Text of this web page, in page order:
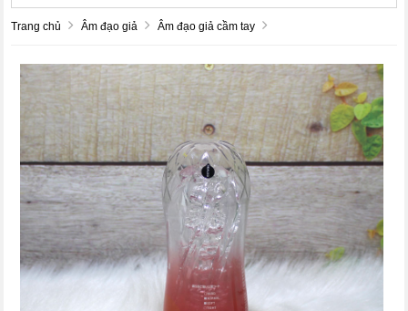
Trang chủ Âm đạo giả Âm đạo giả cầm tay